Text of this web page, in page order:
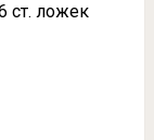
ст. ложек